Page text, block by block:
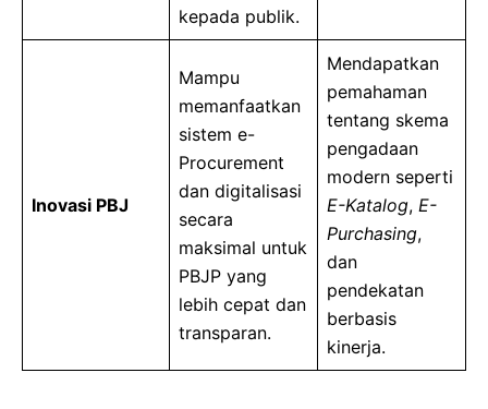
kepada publik.
Inovasi PBJ
Mampu
memanfaatkan
sistem e-
Procurement
dan digitalisasi
secara
maksimal untuk
PBJP yang
lebih cepat dan
transparan.
Mendapatkan
pemahaman
tentang skema
pengadaan
modern seperti
E-Katalog, E-
Purchasing,
dan
pendekatan
berbasis
kinerja.